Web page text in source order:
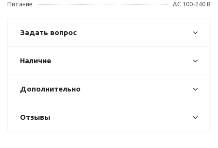
Питание AC 100-240 В
Задать вопрос
Наличие
Дополнительно
Отзывы